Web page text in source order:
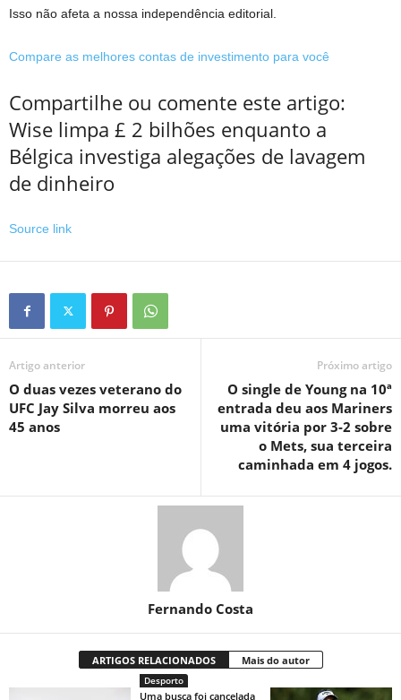
Isso não afeta a nossa independência editorial.
Compare as melhores contas de investimento para você
Compartilhe ou comente este artigo:
Wise limpa £ 2 bilhões enquanto a
Bélgica investiga alegações de lavagem
de dinheiro
Source link
Artigo anterior
O duas vezes veterano do
UFC Jay Silva morreu aos
45 anos
Próximo artigo
O single de Young na 10ª
entrada deu aos Mariners
uma vitória por 3-2 sobre
o Mets, sua terceira
caminhada em 4 jogos.
Fernando Costa
ARTIGOS RELACIONADOS Mais do autor
Desporto
Uma busca foi cancelada